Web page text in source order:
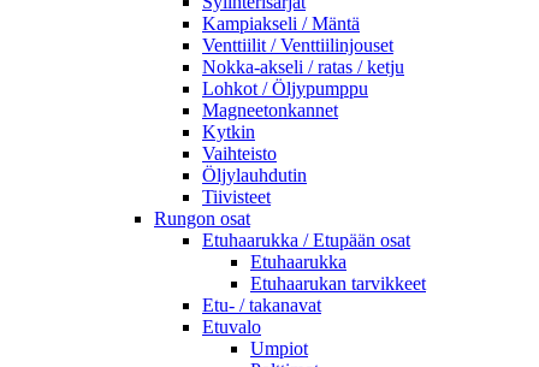
Kampiakseli / Mäntä
Venttiilit / Venttiilinjouset
Nokka-akseli / ratas / ketju
Lohkot / Öljypumppu
Magneetonkannet
Kytkin
Vaihteisto
Öljylauhdutin
Tiivisteet
Rungon osat
Etuhaarukka / Etupään osat
Etuhaarukka
Etuhaarukan tarvikkeet
Etu- / takanavat
Etuvalo
Umpiot